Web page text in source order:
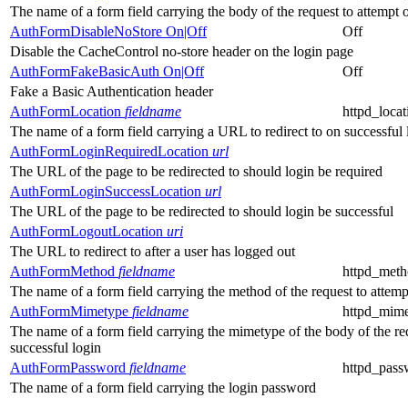
The name of a form field carrying the body of the request to attempt
AuthFormDisableNoStore On|Off
Off
Disable the CacheControl no-store header on the login page
AuthFormFakeBasicAuth On|Off
Off
Fake a Basic Authentication header
AuthFormLocation fieldname
The name of a form field carrying a URL to redirect to on successful
AuthFormLoginRequiredLocation url
The URL of the page to be redirected to should login be required
AuthFormLoginSuccessLocation url
The URL of the page to be redirected to should login be successful
AuthFormLogoutLocation uri
The URL to redirect to after a user has logged out
AuthFormMethod fieldname
The name of a form field carrying the method of the request to
AuthFormMimetype fieldname
The name of a form field carrying the mimetype of the body of the
successful login
AuthFormPassword fieldname
The name of a form field carrying the login password